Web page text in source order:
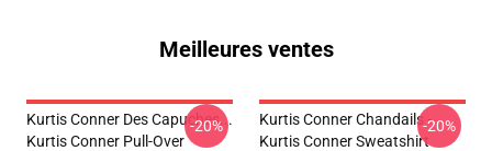
Meilleures ventes
Kurtis Conner Des Capuches...
Kurtis Conner Pull-Over
-20%
Kurtis Conner Chandails -
Kurtis Conner Sweatshirt
-20%